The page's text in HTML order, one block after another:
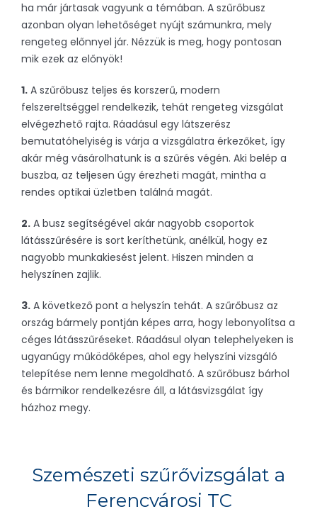
ha már jártasak vagyunk a témában. A szűrőbusz
azonban olyan lehetőséget nyújt számunkra, mely
rengeteg előnnyel jár. Nézzük is meg, hogy pontosan
mik ezek az előnyök!
1. A szűrőbusz teljes és korszerű, modern
felszereltséggel rendelkezik, tehát rengeteg vizsgálat
elvégezhető rajta. Ráadásul egy látszerész
bemutatóhelyiség is várja a vizsgálatra érkezőket, így
akár még vásárolhatunk is a szűrés végén. Aki belép a
buszba, az teljesen úgy érezheti magát, mintha a
rendes optikai üzletben találná magát.
2. A busz segítségével akár nagyobb csoportok
látásszűrésére is sort keríthetünk, anélkül, hogy ez
nagyobb munkakiesést jelent. Hiszen minden a
helyszínen zajlik.
3. A következő pont a helyszín tehát. A szűrőbusz az
ország bármely pontján képes arra, hogy lebonyolítsa a
céges látásszűréseket. Ráadásul olyan telephelyeken is
ugyanúgy működőképes, ahol egy helyszíni vizsgáló
telepítése nem lenne megoldható. A szűrőbusz bárhol
és bármikor rendelkezésre áll, a látásvizsgálat így
házhoz megy.
Szemészeti szűrővizsgálat a
Ferencvárosi TC